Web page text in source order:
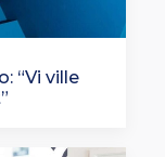
“Vi ville